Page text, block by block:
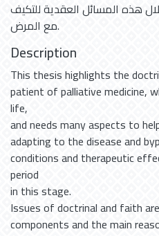
هذه المسائل العقدية للتكيف
مع المرض.
Description
This thesis highlights the
patient of palliative medicine,
life,
and needs many aspects to
adapting to the disease and
conditions and therapeutic
period
in this stage.
Issues of doctrinal and faith
components and the main